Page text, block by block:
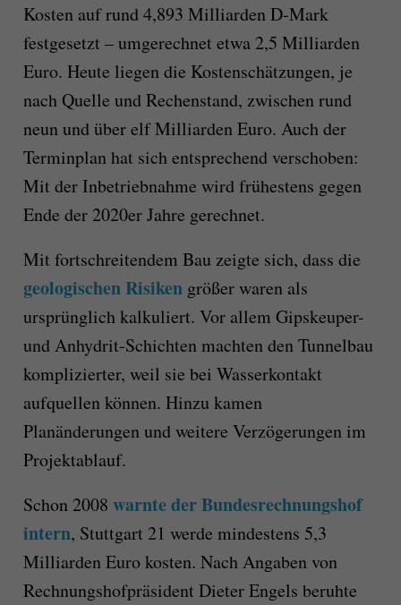
Kosten auf rund 4,893 Milliarden D-Mark
festgesetzt – umgerechnet etwa 2,5 Milliarden
Euro. Heute liegen die Kostenschätzungen, je
nach Quelle und Rechenstand, zwischen rund
neun und über elf Milliarden Euro. Auch der
Terminplan hat sich entsprechend verschoben:
Mit der Inbetriebnahme wird frühestens gegen
Ende der 2020er Jahre gerechnet.
Mit fortschreitendem Bau zeigte sich, dass die
geologischen Risikengrößer waren als
ursprünglich kalkuliert. Vor allem Gipskeuper-
und Anhydrit-Schichten machten den Tunnelbau
komplizierter, weil sie bei Wasserkontakt
aufquellen können. Hinzu kamen
Planänderungen und weitere Verzögerungen im
Projektablauf.
Schon 2008 warnte der Bundesrechnungshof
intern, Stuttgart 21 werde mindestens 5,3
Milliarden Euro kosten. Nach Angaben von
Rechnungshofpräsident Dieter Engels beruhte